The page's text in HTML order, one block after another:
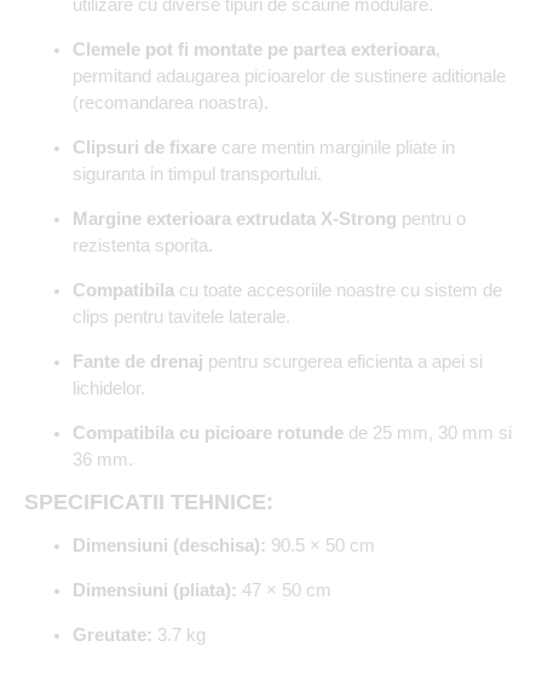
utilizare cu diverse tipuri de scaune modulare.
Clemele pot fi montate pe partea exterioara,
permitand adaugarea picioarelor de sustinere aditionale
(recomandarea noastra).
Clipsuri de fixare care mentin marginile pliate in
siguranta in timpul transportului.
Margine exterioara extrudata X-Strong pentru o
rezistenta sporita.
Compatibila cu toate accesoriile noastre cu sistem de
clips pentru tavitele laterale.
Fante de drenaj pentru scurgerea eficienta a apei si
lichidelor.
Compatibila cu picioare rotunde de 25 mm, 30 mm si
36 mm.
SPECIFICATII TEHNICE:
Dimensiuni (deschisa): 90.5 × 50 cm
Dimensiuni (pliata): 47 × 50 cm
Greutate: 3.7 kg